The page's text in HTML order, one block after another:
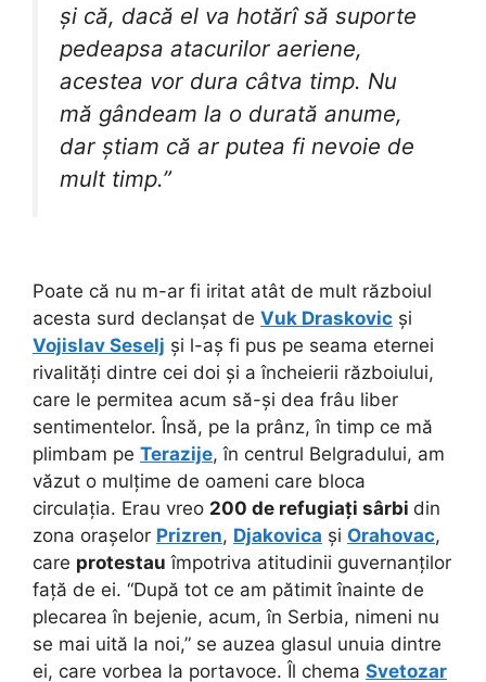
și că, dacă el va hotărî să suporte
pedeapsa atacurilor aeriene,
acestea vor dura câtva timp. Nu
mă gândeam la o durată anume,
dar știam că ar putea fi nevoie de
mult timp.”
Poate că nu m-ar fi iritat atât de mult războiul
acesta surd declanșat de Vuk Draskovic și
Vojislav Seselj și l-aș fi pus pe seama eternei
rivalități dintre cei doi și a încheierii războiului,
care le permitea acum să-și dea frâu liber
sentimentelor. Însă, pe la prânz, în timp ce mă
plimbam pe Terazije, în centrul Belgradului, am
văzut o mulțime de oameni care bloca
circulația. Erau vreo 200 de refugiați sârbi din
zona orașelor Prizren, Djakovica și Orahovac,
care protestau împotriva atitudinii guvernanților
față de ei. “După tot ce am pătimit înainte de
plecarea în bejenie, acum, în Serbia, nimeni nu
se mai uită la noi,” se auzea glasul unuia dintre
ei, care vorbea la portavoce. Îl chema Svetozar